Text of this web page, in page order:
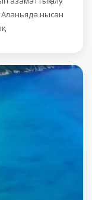
нысан